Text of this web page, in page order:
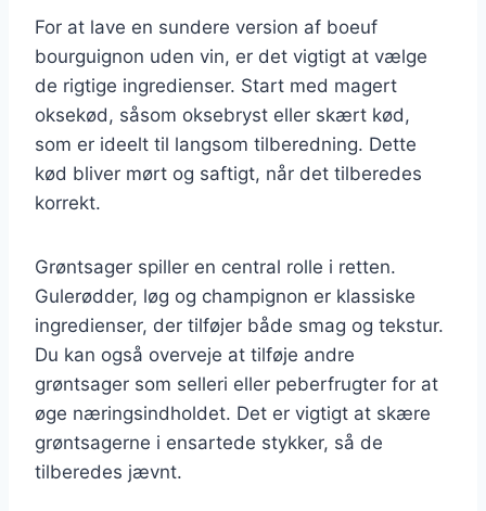
For at lave en sundere version af boeuf
bourguignon uden vin, er det vigtigt at vælge
de rigtige ingredienser. Start med magert
oksekød, såsom oksebryst eller skært kød,
som er ideelt til langsom tilberedning. Dette
kød bliver mørt og saftigt, når det tilberedes
korrekt.
Grøntsager spiller en central rolle i retten.
Gulerødder, løg og champignon er klassiske
ingredienser, der tilføjer både smag og tekstur.
Du kan også overveje at tilføje andre
grøntsager som selleri eller peberfrugter for at
øge næringsindholdet. Det er vigtigt at skære
grøntsagerne i ensartede stykker, så de
tilberedes jævnt.